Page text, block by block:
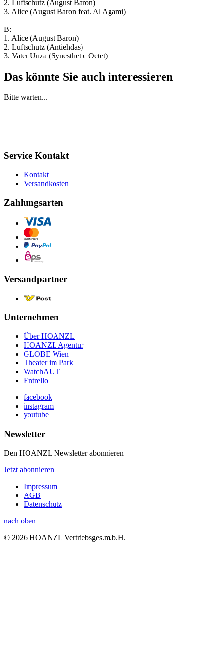
2. Luftschutz (August Baron)
3. Alice (August Baron feat. Al Agami)
B:
1. Alice (August Baron)
2. Luftschutz (Antiehdas)
3. Vater Unza (Synesthetic Octet)
Das könnte Sie auch interessieren
Bitte warten...
Service Kontakt
Kontakt
Versandkosten
Zahlungsarten
Versandpartner
Unternehmen
Über HOANZL
HOANZL Agentur
GLOBE Wien
Theater im Park
WatchAUT
Entrello
facebook
instagram
youtube
Newsletter
Den HOANZL Newsletter abonnieren
Jetzt abonnieren
Impressum
AGB
Datenschutz
nach oben
© 2026 HOANZL Vertriebsges.m.b.H.